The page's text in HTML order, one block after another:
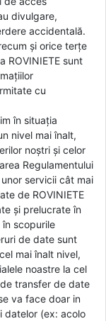
divulgare,
accidentală.
și orice terțe
ROVINIETE sunt
cu
în situația
nivel mai înalt,
noștri și celor
Regulamentului
servicii cât mai
de ROVINIETE
și prelucrate în
scopurile
de date sunt
mai înalt nivel,
noastre la cel
transfer de date
va face doar in
datelor (ex: acolo